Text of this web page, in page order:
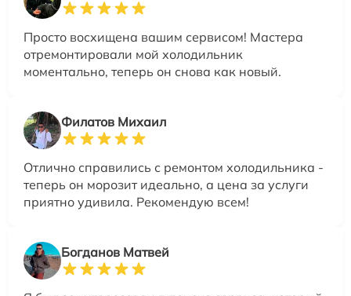
Просто восхищена вашим сервисом! Мастера
отремонтировали мой холодильник
моментально, теперь он снова как новый.
Филатов Михаил
Отлично справились с ремонтом холодильника -
теперь он морозит идеально, а цена за услуги
приятно удивила. Рекомендую всем!
Богданов Матвей